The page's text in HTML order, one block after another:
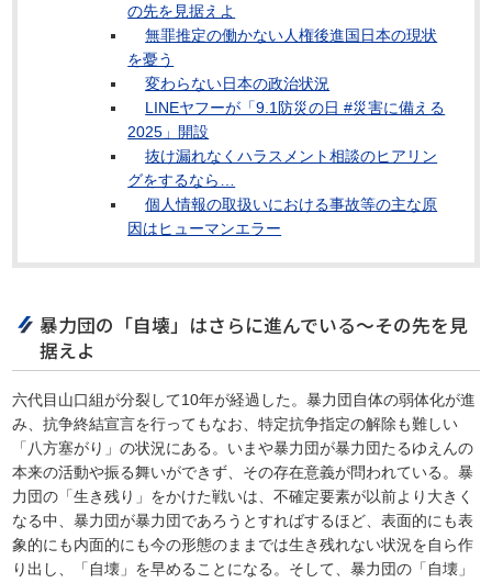
の先を見据えよ
無罪推定の働かない人権後進国日本の現状
を憂う
変わらない日本の政治状況
LINEヤフーが「9.1防災の日 #災害に備える
2025」開設
抜け漏れなくハラスメント相談のヒアリン
グをするなら…
個人情報の取扱いにおける事故等の主な原
因はヒューマンエラー
暴力団の「自壊」はさらに進んでいる～その先を見
据えよ
六代目山口組が分裂して10年が経過した。暴力団自体の弱体化が進
み、抗争終結宣言を行ってもなお、特定抗争指定の解除も難しい
「八方塞がり」の状況にある。いまや暴力団が暴力団たるゆえんの
本来の活動や振る舞いができず、その存在意義が問われている。暴
力団の「生き残り」をかけた戦いは、不確定要素が以前より大きく
なる中、暴力団が暴力団であろうとすればするほど、表面的にも表
象的にも内面的にも今の形態のままでは生き残れない状況を自ら作
り出し、「自壊」を早めることになる。そして、暴力団の「自壊」